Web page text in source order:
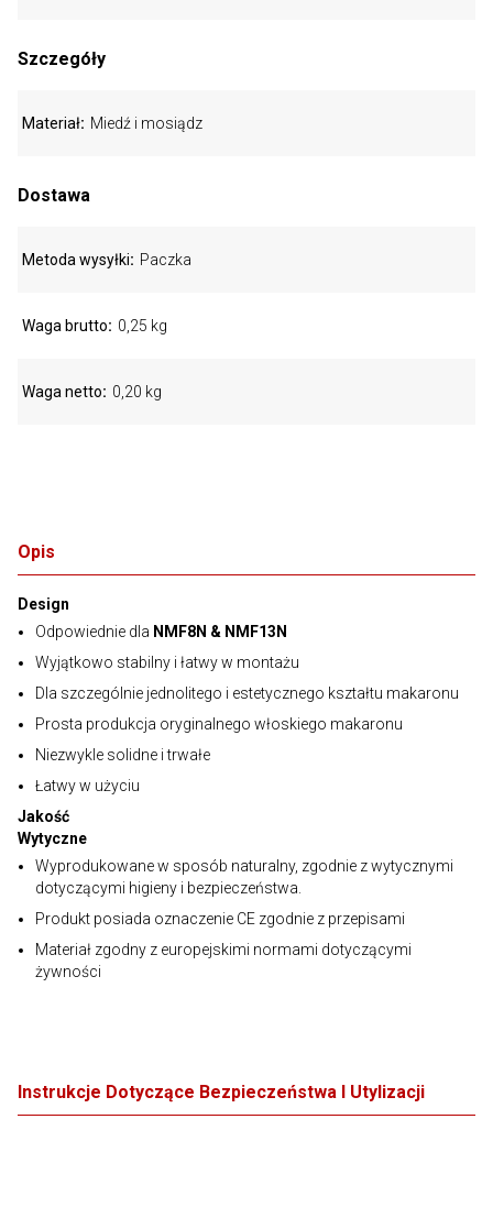
Opis
Design
Odpowiednie dla NMF8N & NMF13N
Wyjątkowo stabilny i łatwy w montażu
Dla szczególnie jednolitego i estetycznego kształtu makaronu
Prosta produkcja oryginalnego włoskiego makaronu
Niezwykle solidne i trwałe
Łatwy w użyciu
Jakość
Wytyczne
Wyprodukowane w sposób naturalny, zgodnie z wytycznymi
dotyczącymi higieny i bezpieczeństwa.
Produkt posiada oznaczenie CE zgodnie z przepisami
Materiał zgodny z europejskimi normami dotyczącymi
żywności
Szczegóły
Materiał Miedź i mosiądz
Dostawa
Metoda wysyłki Paczka
Waga brutto 0,25 kg
Waga netto 0,20 kg
Instrukcje Dotyczące Bezpieczeństwa I Utylizacji